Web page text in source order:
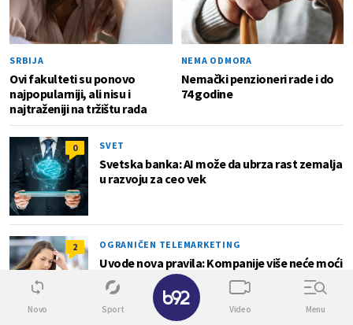
SRBIJA
Ovi fakulteti su ponovo
najpopularniji, ali nisu i
najtraženiji na tržištu rada
NEMA ODMORA
Nemački penzioneri rade i do
74 godine
0 SVET
Svetska banka: AI može da ubrza rast zemalja
u razvoju za ceo vek
2 OGRANIČEN TELEMARKETING
Uvode nova pravila: Kompanije više neće moći
nasumično da zovu građane
Novo Sport Video Menu
✕